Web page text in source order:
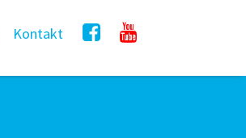
Kontakt